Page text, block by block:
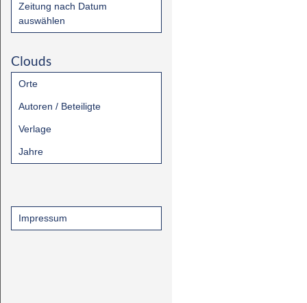
Zeitung nach Datum
auswählen
Clouds
Orte
Autoren / Beteiligte
Verlage
Jahre
Impressum